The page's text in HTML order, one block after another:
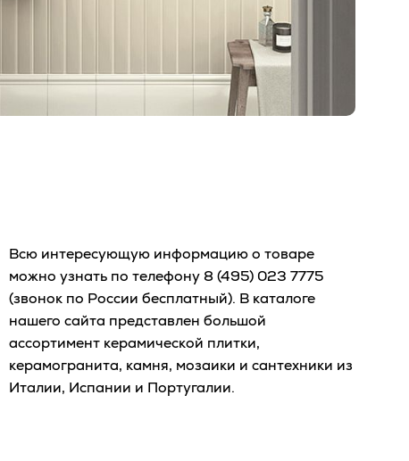
Всю интересующую информацию о товаре
можно узнать по телефону 8 (495) 023 7775
(звонок по России бесплатный). В каталоге
нашего сайта представлен большой
ассортимент керамической плитки,
керамогранита, камня, мозаики и сантехники из
Италии, Испании и Португалии.